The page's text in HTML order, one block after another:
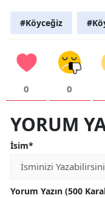
#Köyceğiz
0 0
YORUM
İsim*
Yorum Yazın (500